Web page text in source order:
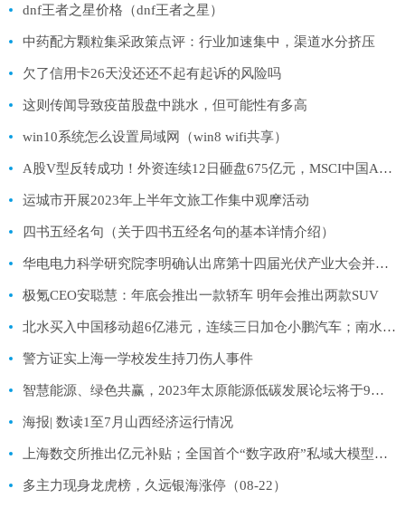
dnf王者之星价格（dnf王者之星）
中药配方颗粒集采政策点评：行业加速集中，渠道水分挤压
欠了信用卡26天没还还不起有起诉的风险吗
这则传闻导致疫苗股盘中跳水，但可能性有多高
win10系统怎么设置局域网（win8 wifi共享）
A股V型反转成功！外资连续12日砸盘675亿元，MSCI中国A50ETF(560050)探底回升收涨0.93%，大幅放量，再收长下影线！
运城市开展2023年上半年文旅工作集中观摩活动
四书五经名句（关于四书五经名句的基本详情介绍）
华电电力科学研究院李明确认出席第十四届光伏产业大会并发表演讲
极氪CEO安聪慧：年底会推出一款轿车 明年会推出两款SUV
北水买入中国移动超6亿港元，连续三日加仓小鹏汽车；南水抛售隆基绿能超12亿元
警方证实上海一学校发生持刀伤人事件
智慧能源、绿色共赢，2023年太原能源低碳发展论坛将于9月6日至8日举办
海报| 数读1至7月山西经济运行情况
上海数交所推出亿元补贴；全国首个“数字政府”私域大模型正式发布；快手大模型“快意”开启内测 | 零壹日报
多主力现身龙虎榜，久远银海涨停（08-22）